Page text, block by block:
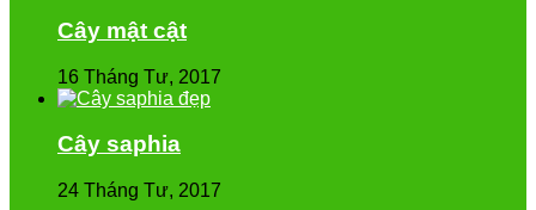
Cây mật cật
16 Tháng Tư, 2017
Cây saphia
24 Tháng Tư, 2017